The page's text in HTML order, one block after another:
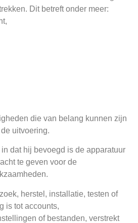
Dit betreft onder meer:
die van belang kunnen zijn
uitvoering.
dat hij bevoegd is de apparatuur
te geven voor de
herstel, installatie, testen of
is tot accounts,
of bestanden, verstrekt